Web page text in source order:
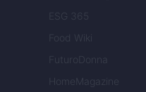
ESG 365
Food Wiki
FuturoDonna
HomeMagazine